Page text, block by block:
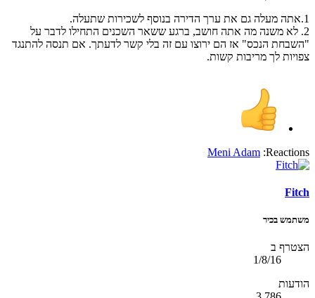
1.אתה מעלה גם את ערך הדירה בנוסף לשכירות שתעלה.
2. לא משנה מה אתה חושב, ברגע ששאר השכנים התחילו לדבר על
"השבחת הנכס" אז הם ירוצו עם זה בלי קשר לדעתך. אם תנסה להתנגד
צפויות לך מריבות קשות.
Reactions:
Meni Adam
Fitch
משתמש בכיר
הצטרף ב
1/8/16
הודעות